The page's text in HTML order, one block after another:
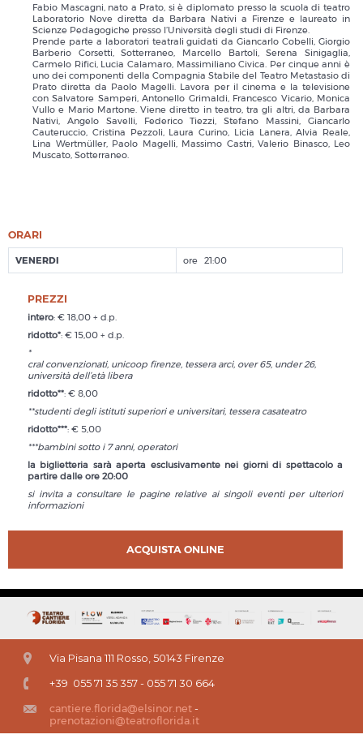
Fabio Mascagni, nato a Prato, si è diplomato presso la scuola di teatro
Laboratorio Nove diretta da Barbara Nativi a Firenze e laureato in
Scienze Pedagogiche presso l’Università degli studi di Firenze.
Prende parte a laboratori teatrali guidati da Giancarlo Cobelli, Giorgio
Barberio Corsetti, Sotterraneo, Marcello Bartoli, Serena Sinigaglia,
Carmelo Rifici, Lucia Calamaro, Massimiliano Civica. Per cinque anni è
uno dei componenti della Compagnia Stabile del Teatro Metastasio di
Prato diretta da Paolo Magelli. Lavora per il cinema e la televisione
con Salvatore Samperi, Antonello Grimaldi, Francesco Vicario, Monica
Vullo e Mario Martone. Viene diretto in teatro, tra gli altri, da Barbara
Nativi, Angelo Savelli, Federico Tiezzi, Stefano Massini, Giancarlo
Cauteruccio, Cristina Pezzoli, Laura Curino, Licia Lanera, Alvia Reale,
Lina Wertmüller, Paolo Magelli, Massimo Castri, Valerio Binasco, Leo
Muscato, Sotterraneo.
ORARI
VENERDI 21:00
PREZZI
intero: € 18,00 + d.p.
ridotto*: € 15,00 + d.p.
*
cral convenzionati, unicoop firenze, tessera arci, over 65, under 26,
università dell’età libera
ridotto**: € 8,00
**studenti degli istituti superiori e universitari, tessera casateatro
ridotto***: € 5,00
***bambini sotto i 7 anni, operatori
la biglietteria sarà aperta esclusivamente nei giorni di spettacolo a
partire dalle ore 20:00
si invita a consultare le pagine relative ai singoli eventi per ulteriori
informazioni
ACQUISTA ONLINE
Via Pisana 111 Rosso, 50143 Firenze
+39 055 71 35 357 - 055 71 30 664
cantiere.florida@elsinor.net-
prenotazioni@teatroflorida.it